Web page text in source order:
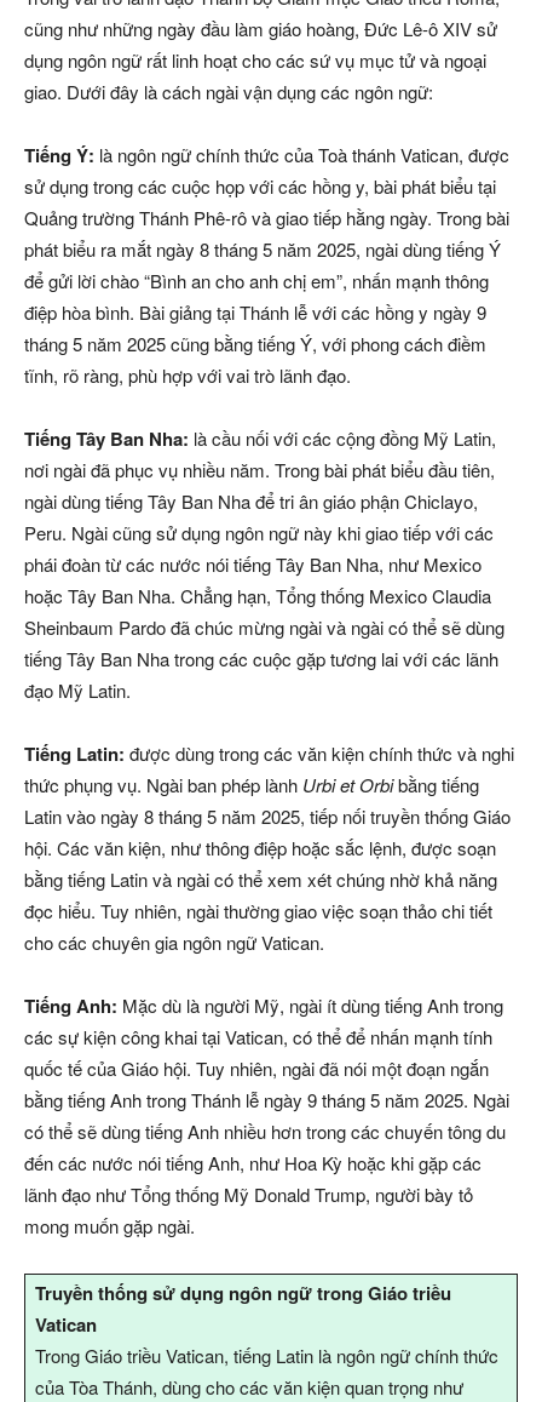
cũng như những ngày đầu làm giáo hoàng, Đức Lê-ô XIV sử
dụng ngôn ngữ rất linh hoạt cho các sứ vụ mục tử và ngoại
giao. Dưới đây là cách ngài vận dụng các ngôn ngữ:
Tiếng Ý: là ngôn ngữ chính thức của Toà thánh Vatican, được
sử dụng trong các cuộc họp với các hồng y, bài phát biểu tại
Quảng trường Thánh Phê-rô và giao tiếp hằng ngày. Trong bài
phát biểu ra mắt ngày 8 tháng 5 năm 2025, ngài dùng tiếng Ý
để gửi lời chào “Bình an cho anh chị em”, nhấn mạnh thông
điệp hòa bình. Bài giảng tại Thánh lễ với các hồng y ngày 9
tháng 5 năm 2025 cũng bằng tiếng Ý, với phong cách điềm
tĩnh, rõ ràng, phù hợp với vai trò lãnh đạo.
Tiếng Tây Ban Nha: là cầu nối với các cộng đồng Mỹ Latin,
nơi ngài đã phục vụ nhiều năm. Trong bài phát biểu đầu tiên,
ngài dùng tiếng Tây Ban Nha để tri ân giáo phận Chiclayo,
Peru. Ngài cũng sử dụng ngôn ngữ này khi giao tiếp với các
phái đoàn từ các nước nói tiếng Tây Ban Nha, như Mexico
hoặc Tây Ban Nha. Chẳng hạn, Tổng thống Mexico Claudia
Sheinbaum Pardo đã chúc mừng ngài và ngài có thể sẽ dùng
tiếng Tây Ban Nha trong các cuộc gặp tương lai với các lãnh
đạo Mỹ Latin.
Tiếng Latin: được dùng trong các văn kiện chính thức và nghi
thức phụng vụ. Ngài ban phép lành Urbi et Orbibằng tiếng
Latin vào ngày 8 tháng 5 năm 2025, tiếp nối truyền thống Giáo
hội. Các văn kiện, như thông điệp hoặc sắc lệnh, được soạn
bằng tiếng Latin và ngài có thể xem xét chúng nhờ khả năng
đọc hiểu. Tuy nhiên, ngài thường giao việc soạn thảo chi tiết
cho các chuyên gia ngôn ngữ Vatican.
Tiếng Anh: Mặc dù là người Mỹ, ngài ít dùng tiếng Anh trong
các sự kiện công khai tại Vatican, có thể để nhấn mạnh tính
quốc tế của Giáo hội. Tuy nhiên, ngài đã nói một đoạn ngắn
bằng tiếng Anh trong Thánh lễ ngày 9 tháng 5 năm 2025. Ngài
có thể sẽ dùng tiếng Anh nhiều hơn trong các chuyến tông du
đến các nước nói tiếng Anh, như Hoa Kỳ hoặc khi gặp các
lãnh đạo như Tổng thống Mỹ Donald Trump, người bày tỏ
mong muốn gặp ngài.
Truyền thống sử dụng ngôn ngữ trong Giáo triều
Vatican
Trong Giáo triều Vatican, tiếng Latin là ngôn ngữ chính thức
của Tòa Thánh, dùng cho các văn kiện quan trọng như